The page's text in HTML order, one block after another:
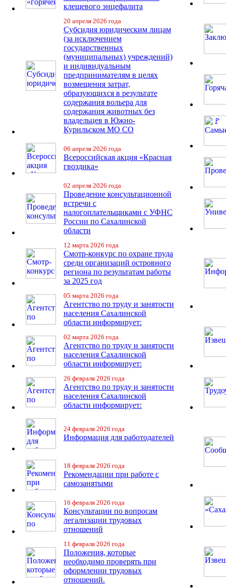
клещевого энцефалита
20 апреля 2026 года
Субсидия юридическим лицам
(за исключением
государственных
(муниципальных) учреждений)
и индивидуальным
предпринимателям в целях
возмещения затрат,
образующихся в результате
содержания вольера для
содержания животных без
владельцев в Южно-
Курильском МО СО
06 апреля 2026 года
Всероссийская акция «Красная
гвоздика»
02 апреля 2026 года
Проведение консультационной
встречи с
налогоплательщиками с УФНС
России по Сахалинской
области
12 марта 2026 года
Смотр-конкурс по охране труда
среди организаций островного
региона по результатам работы
за 2025 год
05 марта 2026 года
Агентство по труду и занятости
населения Сахалинской
области информирует:
02 марта 2026 года
Агентство по труду и занятости
населения Сахалинской
области информирует:
26 февраля 2026 года
Агентство по труду и занятости
населения Сахалинской
области информирует:
24 февраля 2026 года
Информация для работодателей
18 февраля 2026 года
Рекомендации при работе с
самозанятыми
16 февраля 2026 года
Консультации по вопросам
легализации трудовых
отношений
11 февраля 2026 года
Положения, которые
необходимо проверять при
оформлении трудовых
отношений.